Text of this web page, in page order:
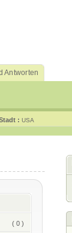
Antworten
: USA
( 0 )